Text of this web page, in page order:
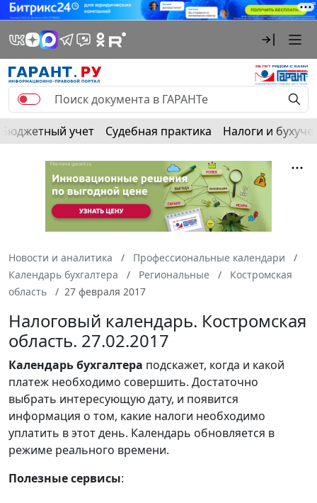
Бюджетный учет Судебная практика Налоги и
Новости и аналитика
Профессиональные календари
Календарь бухгалтера
Региональные
Костромская
область
27 февраля 2017
Налоговый календарь. Костромская
область. 27.02.2017
Календарьбухгалтера подскажет, когда и какой
платеж необходимо совершить. Достаточно
выбрать интересующую дату, и появится
информация о том, какие налоги необходимо
уплатить в этот день. Календарь обновляется в
режиме реального времени.
Полезные сервисы: